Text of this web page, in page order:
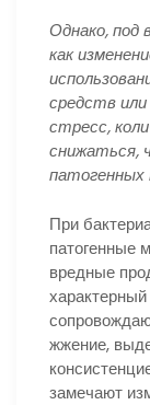
Однако, под
как
средств
стресс,
снижаться,
патогенных
При
патогенные
вредные
жжение,
замечают